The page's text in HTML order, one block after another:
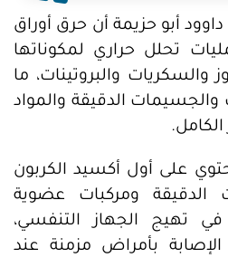
أبو حزيمة أن حرق أوراق
تحلل حراري لمكوناتها
والسكريات والبروتينات، ما
والجسيمات الدقيقة والمواد
الكامل.
على أول أكسيد الكربون
الدقيقة ومركبات عضوية
تهيج الجهاز التنفسي،
الإصابة بأمراض مزمنة عند